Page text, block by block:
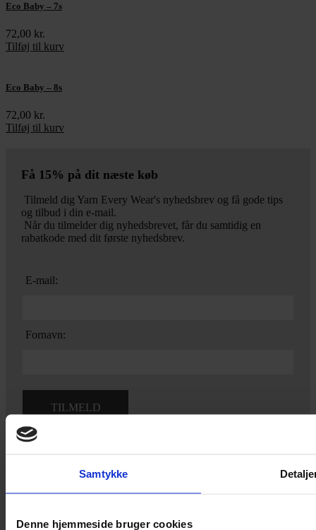
Samtykke
Denne hjemmeside bruger cookies
Eco Baby – 7s
72,00 kr.
Tilføj til kurv
Eco Baby – 8s
72,00 kr.
Tilføj til kurv
Få 15% på dit næste køb
Tilmeld dig Yarn Every Wear's nyhedsbrev og få gode tips
og tilbud i din e-mail.
Når du tilmelder dig nyhedsbrevet, får du samtidig en
rabatkode med dit første nyhedsbrev.
E-mail:
Fornavn: